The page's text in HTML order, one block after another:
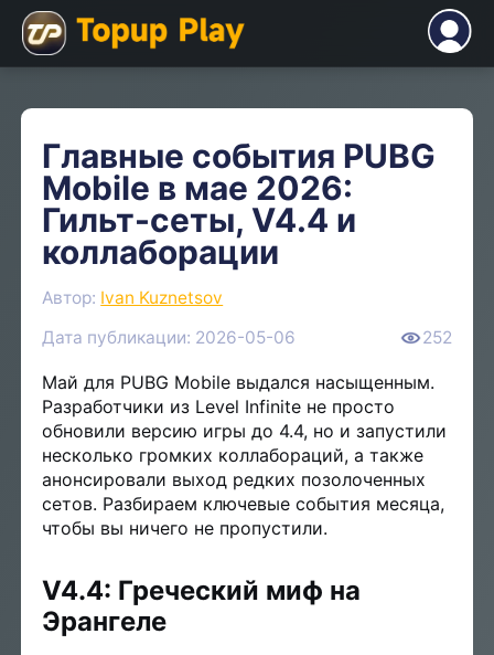
Главные события PUBG
Mobile в мае 2026:
Гильт-сеты, V4.4 и
коллаборации
Автор: Ivan Kuznetsov
Дата публикации: 2026-05-06
252
Май для PUBG Mobile выдался насыщенным.
Разработчики из Level Infinite не просто
обновили версию игры до 4.4, но и запустили
несколько громких коллабораций, а также
анонсировали выход редких позолоченных
сетов. Разбираем ключевые события месяца,
чтобы вы ничего не пропустили.
V4.4: Греческий миф на
Эрангеле